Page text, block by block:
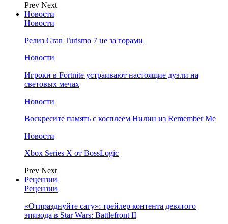
Prev Next
Новости
Новости
Релиз Gran Turismo 7 не за горами
Новости
Игроки в Fortnite устраивают настоящие дуэли на
световых мечах
Новости
Воскресите память с косплеем Нилин из Remember Me
Новости
Xbox Series X от BossLogic
Prev Next
Рецензии
Рецензии
«Отпразднуйте сагу»: трейлер контента девятого
эпизода в Star Wars: Battlefront II